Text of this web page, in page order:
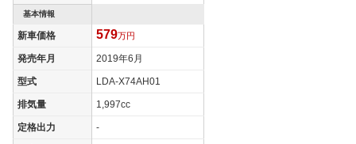
基本情報
新車価格 579万円
発売年月 2019年6月
型式 LDA-X74AH01
排気量 1,997cc
定格出力 -